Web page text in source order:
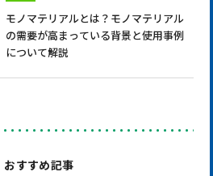
モノマテリアルとは？モノマテリアル
の需要が高まっている背景と使用事例
について解説
おすすめ記事